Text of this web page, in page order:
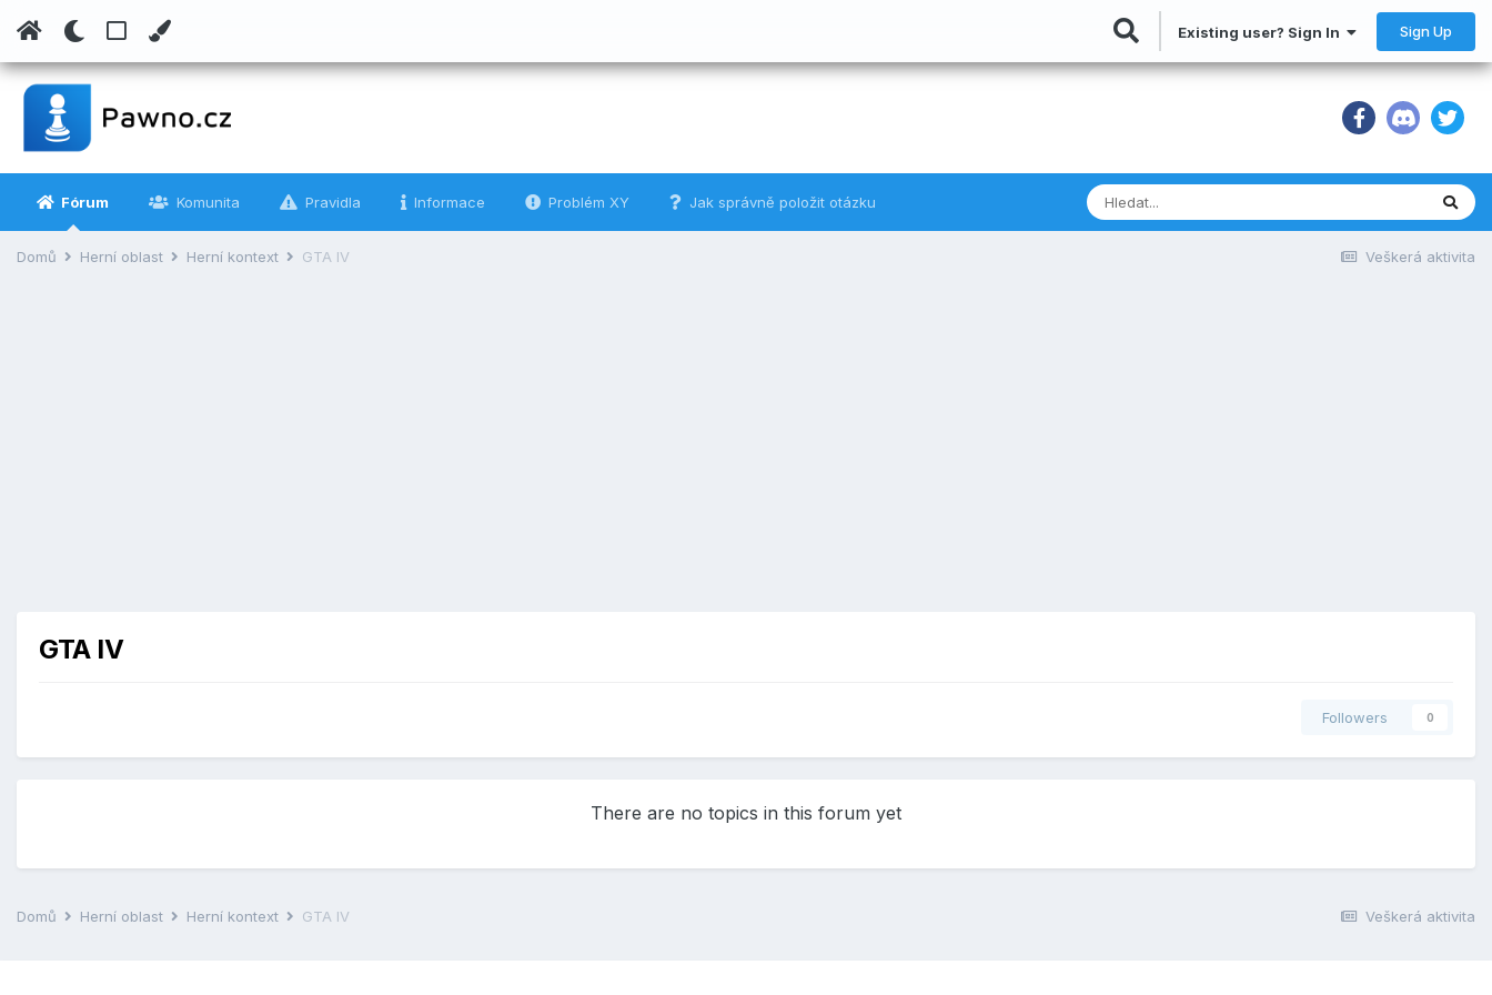
Existing user? Sign In Sign Up
Fórum Komunita Pravidla Informace Problém XY Jak správně položit otázku
Veškerá aktivita
Domů Herní oblast Herní kontext GTA IV
GTA IV
Followers 0
There are no topics in this forum yet
Veškerá aktivita
Domů Herní oblast Herní kontext GTA IV